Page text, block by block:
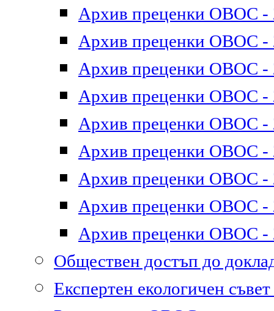
Архив преценки ОВОС -
Архив преценки ОВОС -
Архив преценки ОВОС -
Архив преценки ОВОС -
Архив преценки ОВОС -
Архив преценки ОВОС -
Архив преценки ОВОС -
Архив преценки ОВОС -
Архив преценки ОВОС -
Обществен достъп до
Експертен екологичен